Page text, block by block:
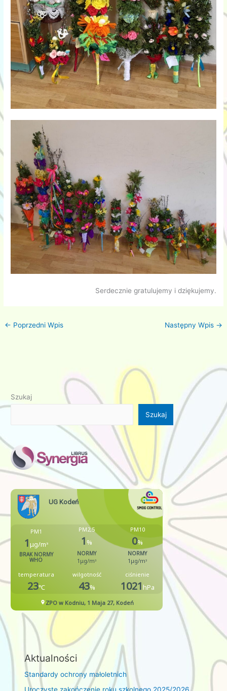
Serdecznie gratulujemy i dziękujemy.
← Poprzedni Wpis Następny Wpis →
Szukaj
Szukaj
Aktualności
Standardy ochrony małoletnich